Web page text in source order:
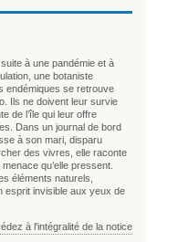
à une pandémie et à
une botaniste
endémiques se retrouve
Ils ne doivent leur survie
de l’île qui leur offre
Dans un journal de bord
à son mari, disparu
des vivres, elle raconte
qu’elle pressent.
éléments naturels,
esprit invisible aux yeux de
à l'intégralité de la notice